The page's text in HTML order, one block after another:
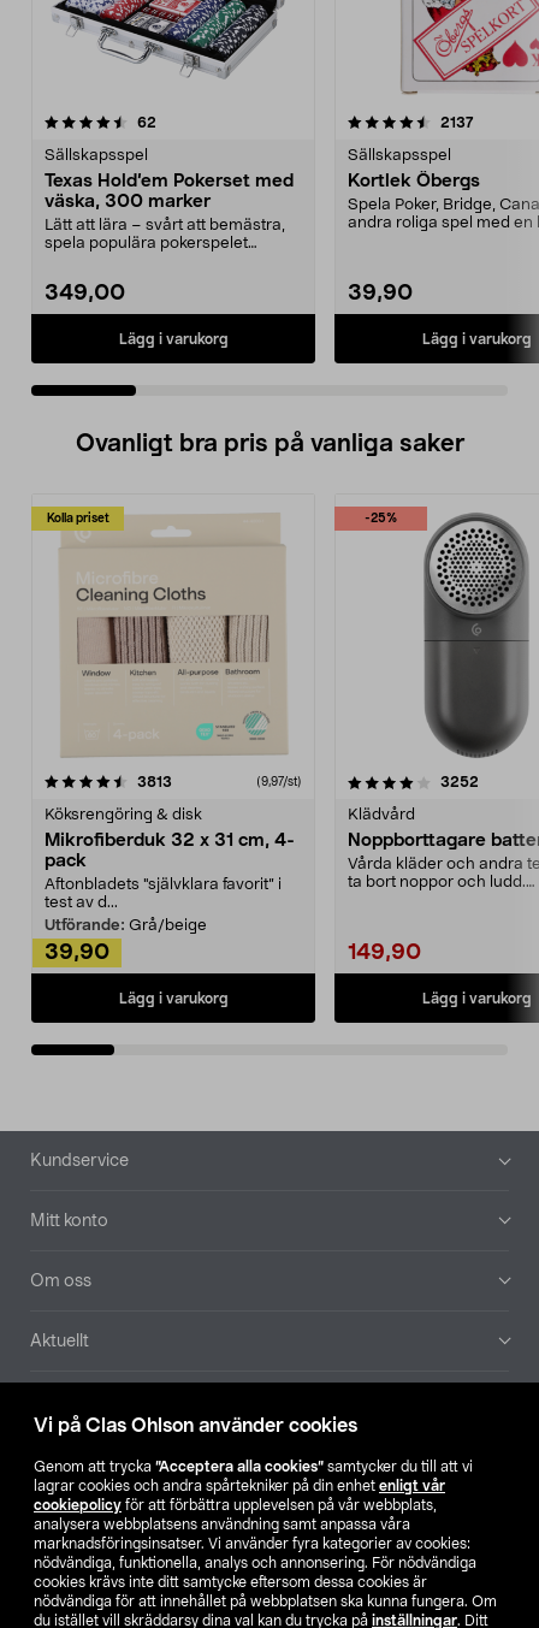
Vi på Clas Ohlson använder cookies
Genom att trycka ”Acceptera alla cookies” samtycker du till att vi
lagrar cookies och andra spårtekniker på din enhet enligt vår
cookiepolicy för att förbättra upplevelsen på vår webbplats,
analysera webbplatsens användning samt anpassa våra
marknadsföringsinsatser. Vi använder fyra kategorier av cookies:
nödvändiga, funktionella, analys och annonsering. För nödvändiga
cookies krävs inte ditt samtycke eftersom dessa cookies är
nödvändiga för att innehållet på webbplatsen ska kunna fungera. Om
du istället vill skräddarsy dina val kan du trycka på inställningar. Ditt
62
Sällskapsspel
Texas Hold’em Pokerset med
väska, 300 marker
Lätt att lära – svårt att bemästra,
spela populära pokerspelet
349,00
Lägg i varukorg
4.5 av 5 stjärnor 2137
Sällskapsspel
Kortlek Öbergs
Spela Poker, Bridge,
andra roliga spel med en
39,90
Lägg i varukorg
5.0 av 5 stjärnor
Ovanligt bra pris på vanliga saker
Kolla priset
3813 (9,97/st)
Köksrengöring & disk
Mikrofiberduk 32 x 31 cm, 4-
pack
Aftonbladets "självklara favorit” i
test av d...
Utförande: Grå/beige
39,90
Lägg i varukorg
-25%
4.0av 5 stjärnor 3252
Klädvård
Noppborttagare
Vårda kläder och andra
ta bort noppor och ludd.
149,90
Lägg i varukorg
4.5av 5 stjärnor
Sidfot
Kundservice
Mitt konto
Om oss
Aktuellt
Hitta butik
SE NO FI